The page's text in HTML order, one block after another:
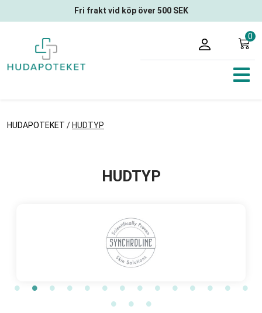
Fri frakt vid köp över 500 SEK
0
HUDAPOTEKET / HUDTYP
HUDTYP